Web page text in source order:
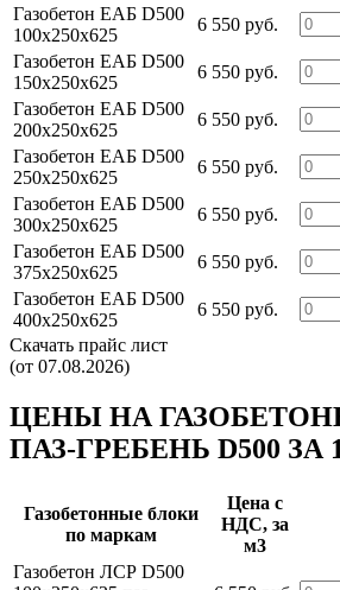
Газобетон ЕАБ D500
100х250х625
6 550 руб.
Газобетон ЕАБ D500
150х250х625
6 550 руб.
Газобетон ЕАБ D500
200х250х625
6 550 руб.
Газобетон ЕАБ D500
250х250х625
6 550 руб.
Газобетон ЕАБ D500
300х250х625
6 550 руб.
Газобетон ЕАБ D500
375х250х625
6 550 руб.
Газобетон ЕАБ D500
400х250х625
6 550 руб.
Скачать прайс лист
(от 07.08.2026)
ЦЕНЫ НА
ПАЗ-ГРЕБЕНЬ D500 ЗА
Газобетонные блоки
по маркам
Цена c
НДС, за
м3
Газобетон ЛСР D500